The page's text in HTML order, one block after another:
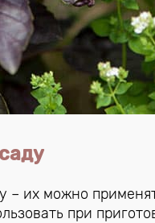
– их можно
при